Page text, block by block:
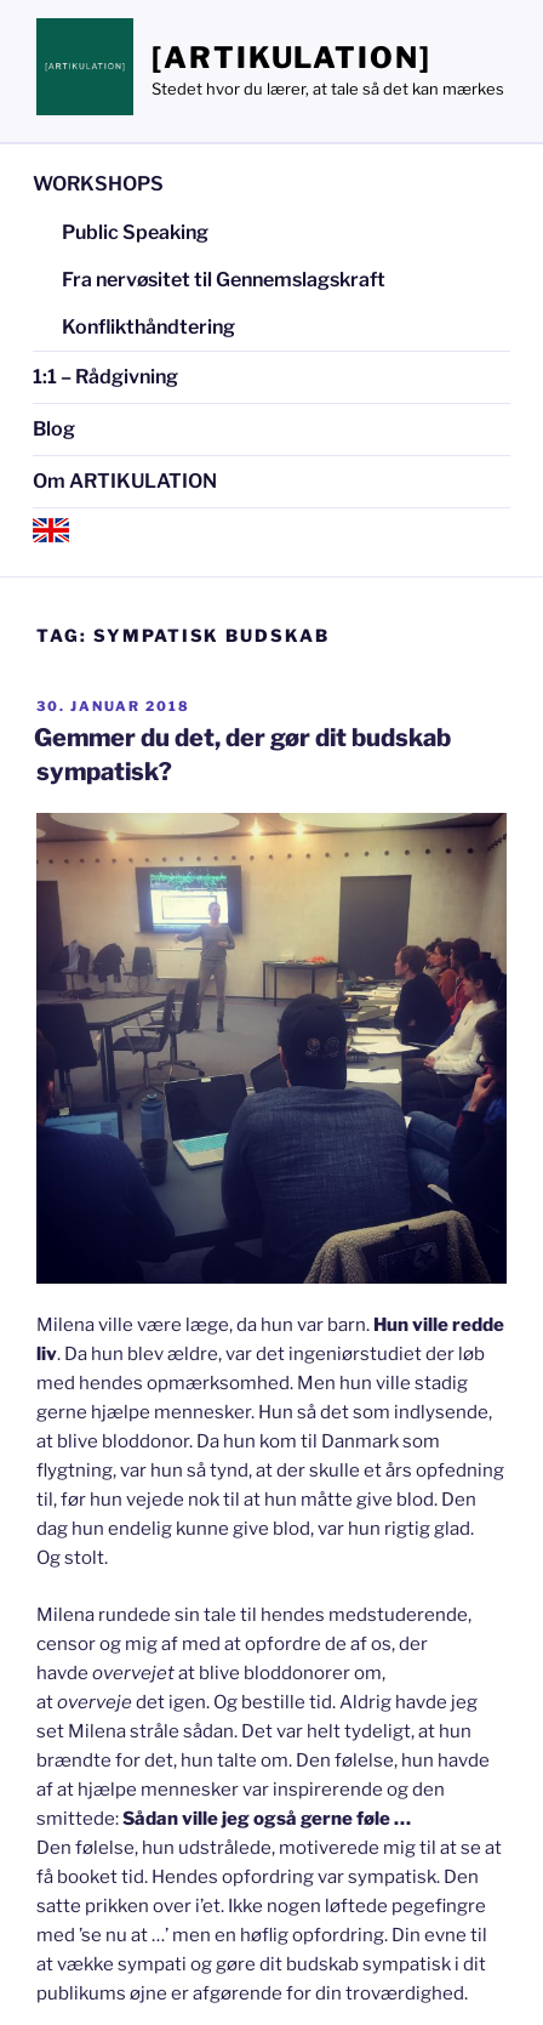
Videre
indhold
[ARTIKULATION]
Stedet hvor du lærer, at tale så det kan mærkes
WORKSHOPS
Public Speaking
Fra nervøsitet til Gennemslagskraft
Konflikthåndtering
1:1 – Rådgivning
Blog
Om ARTIKULATION
TAG: SYMPATISK BUDSKAB
UDGIVET
DEN
30. JANUAR 2018
Gemmer du det, der gør dit budskab
sympatisk?
Milena ville være læge, da hun var barn. Hun ville redde
liv. Da hun blev ældre, var det ingeniørstudiet der løb
med hendes opmærksomhed. Men hun ville stadig
gerne hjælpe mennesker. Hun så det som indlysende,
at blive bloddonor. Da hun kom til Danmark som
flygtning, var hun så tynd, at der skulle et års opfedning
til, før hun vejede nok til at hun måtte give blod. Den
dag hun endelig kunne give blod, var hun rigtig glad.
Og stolt.
Milena rundede sin tale til hendes medstuderende,
censor og mig af med at opfordre de af os, der
havde overvejetat blive bloddonorer om,
atovervejedet igen. Og bestille tid. Aldrig havde jeg
set Milena stråle sådan. Det var helt tydeligt, at hun
brændte for det, hun talte om. Den følelse, hun havde
af at hjælpe mennesker var inspirerende og den
smittede:Sådan ville jeg også gerne føle …
Den følelse, hun udstrålede, motiverede mig til at se at
få booket tid. Hendes opfordring var sympatisk. Den
satte prikken over i’et. Ikke nogen løftede pegefingre
med ’se nu at …’ men en høflig opfordring. Din evne til
at vække sympati og gøre dit budskab sympatisk i dit
publikums øjne er afgørende for din troværdighed.